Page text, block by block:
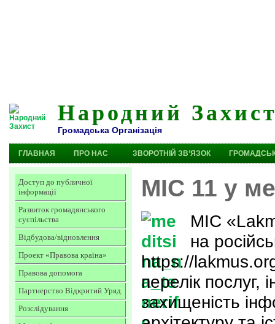
Народний
Громадська Організація
ГЛАВНАЯ ПРО НАС ЗВОРОТНІЙ ЗВ’ЯЗОК
Доступ до публичної
інформації
Развиток громадянського
суспільства
Відбудова/відновлення
Проект «Правова країна»
Правова допомога
Партнерство Відкритий Уряд
Розслідування
МІС 11 у
МІС
на
https://
перелік послуг,
захищеність